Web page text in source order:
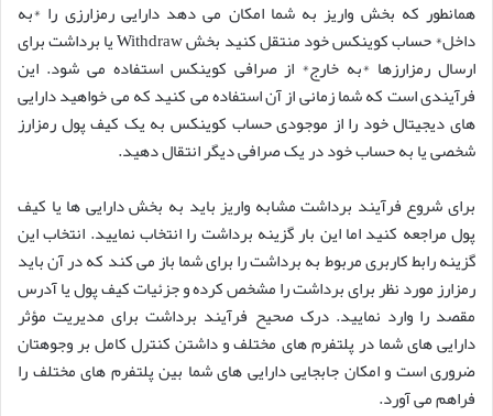
همانطور که بخش واریز به شما امکان می دهد دارایی رمزارزی را *به
داخل* حساب کوینکس خود منتقل کنید بخش Withdraw یا برداشت برای
ارسال رمزارزها *به خارج* از صرافی کوینکس استفاده می شود. این
فرآیندی است که شما زمانی از آن استفاده می کنید که می خواهید دارایی
های دیجیتال خود را از موجودی حساب کوینکس به یک کیف پول رمزارز
شخصی یا به حساب خود در یک صرافی دیگر انتقال دهید.
برای شروع فرآیند برداشت مشابه واریز باید به بخش دارایی ها یا کیف
پول مراجعه کنید اما این بار گزینه برداشت را انتخاب نمایید. انتخاب این
گزینه رابط کاربری مربوط به برداشت را برای شما باز می کند که در آن باید
رمزارز مورد نظر برای برداشت را مشخص کرده و جزئیات کیف پول یا آدرس
مقصد را وارد نمایید. درک صحیح فرآیند برداشت برای مدیریت مؤثر
دارایی های شما در پلتفرم های مختلف و داشتن کنترل کامل بر وجوهتان
ضروری است و امکان جابجایی دارایی های شما بین پلتفرم های مختلف را
فراهم می آورد.